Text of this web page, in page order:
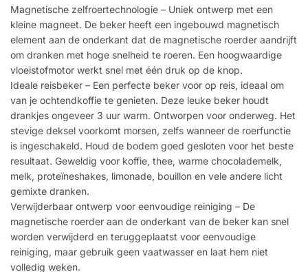
Magnetische zelfroertechnologie – Uniek ontwerp met een
kleine magneet. De beker heeft een ingebouwd magnetisch
element aan de onderkant dat de magnetische roerder aandrijft
om dranken met hoge snelheid te roeren. Een hoogwaardige
vloeistofmotor werkt snel met één druk op de knop.
Ideale reisbeker – Een perfecte beker voor op reis, ideaal om
van je ochtendkoffie te genieten. Deze leuke beker houdt
drankjes ongeveer 3 uur warm. Ontworpen voor onderweg. Het
stevige deksel voorkomt morsen, zelfs wanneer de roerfunctie
is ingeschakeld. Houd de bodem goed gesloten voor het beste
resultaat. Geweldig voor koffie, thee, warme chocolademelk,
melk, proteïneshakes, limonade, bouillon en vele andere licht
gemixte dranken.
Verwijderbaar ontwerp voor eenvoudige reiniging – De
magnetische roerder aan de onderkant van de beker kan snel
worden verwijderd en teruggeplaatst voor eenvoudige
reiniging, maar gebruik geen vaatwasser en laat hem niet
volledig weken.